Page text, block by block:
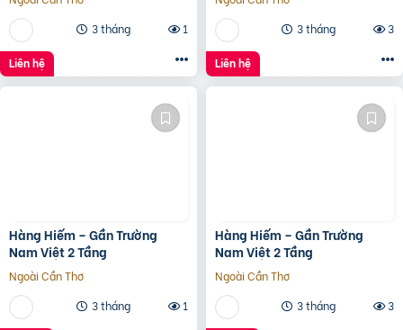
3 tháng
1
Liên hệ
3 tháng
3
Liên hệ
Hàng Hiếm – Gần Trường
Nam Việt 2 Tầng
Ngoài Cần Thơ
3 tháng
1
Hàng Hiếm – Gần Trường
Nam Việt 2 Tầng
Ngoài Cần Thơ
3 tháng
3